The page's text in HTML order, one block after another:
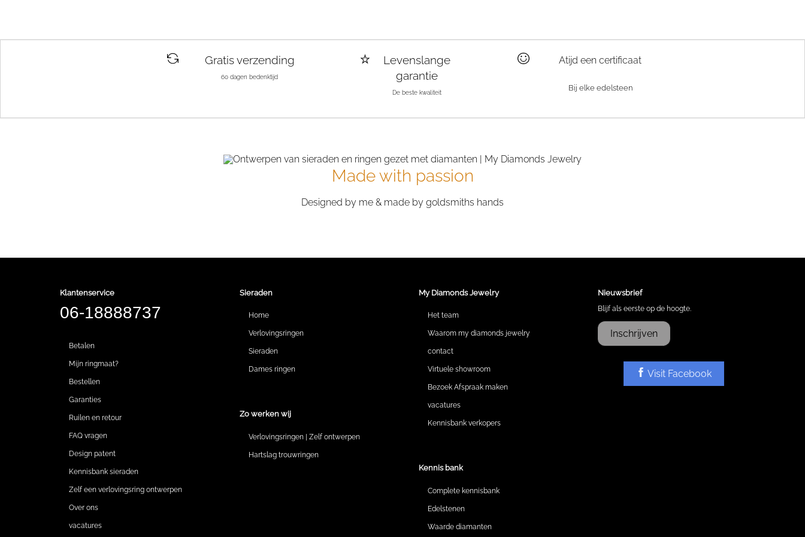
Gratis verzending
60 dagen bedenktijd
Levenslange
garantie
De beste kwaliteit
Atijd een certificaat
Bij elke edelsteen
Made with passion
Designed by me & made by goldsmiths hands
Klantenservice
06-18888737
Betalen
Mijn ringmaat?
Bestellen
Garanties
Ruilen en retour
FAQ vragen
Design patent
Kennisbank sieraden
Zelf een verlovingsring ontwerpen
Over ons
vacatures
Sieraden
Home
Verlovingsringen
Sieraden
Dames ringen
Zo werken wij
Verlovingsringen | Zelf ontwerpen
Hartslag trouwringen
My Diamonds Jewelry
Het team
Waarom my diamonds jewelry
contact
Virtuele showroom
Bezoek Afspraak maken
vacatures
Kennisbank verkopers
Kennis bank
Complete kennisbank
Edelstenen
Waarde diamanten
Nieuwsbrief
Blijf als eerste op de hoogte.
Inschrijven
Visit Facebook